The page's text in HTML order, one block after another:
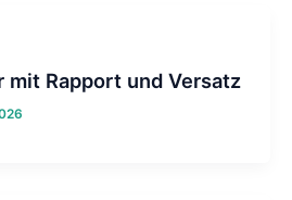
mit Rapport und Versatz